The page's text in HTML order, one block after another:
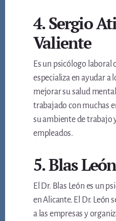
4. Sergio
Valiente
Es un psicólogo laboral
especializa en ayudar a
mejorar su salud
trabajado con muchas
su ambiente de trabajo
empleados.
5. Blas
El Dr. Blas León es un
en Alicante. El Dr. León
a las empresas y